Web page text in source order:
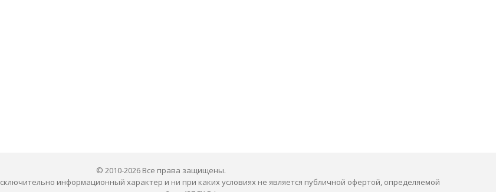
© 2010-2026 Все права защищены.
информационный характер и ни при каких условиях не является публичной офертой, определяемой